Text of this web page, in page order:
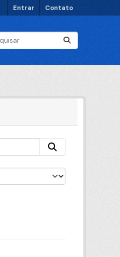
Entrar Contato